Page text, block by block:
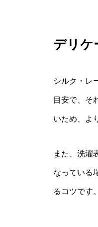
デリケ
シルク・レ
目安で、そ
いため、よ
また、洗濯
なっている
るコツです。